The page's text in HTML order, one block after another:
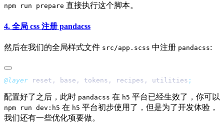
npm run prepare 直接执行这个脚本。
4. 全局 css 注册 pandacss
然后在我们的全局样式文件 src/app.scss 中注册 pandacss:
@layer reset, base, tokens, recipes, utilities
配置好了之后，此时 pandacss 在 h5 平台已经生效了，你可以
npm run dev:h5 在 h5 平台初步使用了，但是为了开发体验，
我们还有一些优化项要做。